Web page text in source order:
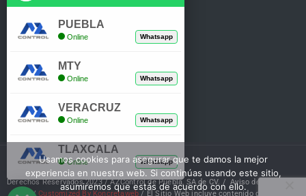
Tienda
Mi Cuenta
Derechos Reservados 2023 / AZControl de Puebla, SA de CV. /Aviso de Privacidad
/Customized By Koncretaweb / El Sitio Web incluye contenido de IA
Usamos cookies para asegurar que te damos la mejor
experiencia en nuestra web. Si continúas usando este sitio,
asumiremos que estás de acuerdo con ello.
PUEBLA
Online Whatsapp
MTY
Online Whatsapp
VERACRUZ
Online Whatsapp
TLAXCALA
Online Whatsapp